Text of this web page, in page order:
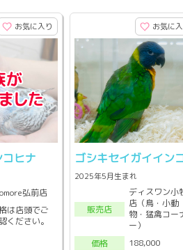
お気に入り
ヒナ
弘前店
は店頭でご
ください。
お気に
ゴシキセイガイイン
2025年5月生まれ
販売店
ディスワン小
店（鳥・小動
物・猛禽コー
ー）
価格
188,000